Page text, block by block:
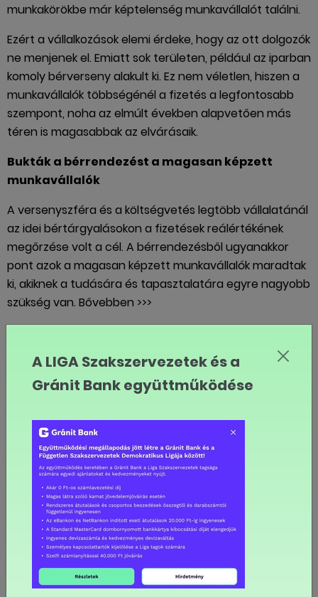
munkakörökbe már képtelenség munkavállalót találni.
Ezért a vállalkozások elemi érdeke, hogy az ott dolgozók
ne menjenek el. Emiatt sok területen, például az iparban
komoly bérverseny alakult ki. Ez nem véletlen, hiszen a
munkavállalók többségénél a fizetés a legfontosabb
szempont, noha az elmúlt években alapvetően más
téren is magasabbak az elvárásaik.
Bukták a bérrendezést a magasan képzett
munkavállalók
A versenyszféra és a költségvetés legtöbb vállalatánál
az idei bértárgyalásokon a fizetések reálértékének
megőrzése volt a cél. A bérrendezésből ugyanakkor
pont azok a magasan képzett munkavállalók maradtak
ki, akiknek a tudására és tapasztalatára egyre nagyobb
szükség van. Bővebben >>>
munkavállaló évek óta nem kapott fizetésemelést. Ez
elsősorban a szellemi munkakörökben és a magasabb
keresetű, többdiplomás alkalmazottaknál jellemző. A
alacsonyabb keresetűeket érinti rendkívül érzékenyen,
hanem mindenkit, vagyis azokat is, akik magasan
képzettek és a tudásuk pótolhatatlan. Ezen a területen
komoly lemaradást kell pótolniuk a munkáltatóknak.
A diploma és a szaktudás már nem a jó fizetés
garanciája
Lesújtóak a tapasztalatok, mivel az elmúlt évekhez
hasonlóan idén is az alacsonyabb keresetű,
A LIGA Szakszervezetek és a
Gránit Bank együttműködése